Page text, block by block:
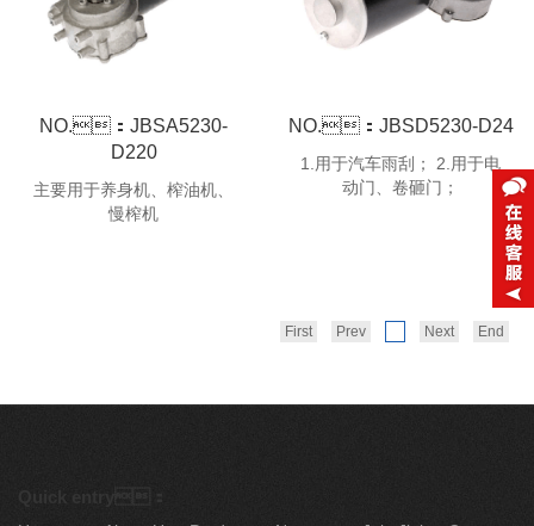
NO.：JBSA5230-
D220
主要用于养身机、榨油机、
慢榨机
NO.：JBSD5230-D24
1.用于汽车雨刮； 2.用于电
动门、卷砸门；
First Prev Next End
Quick entry：